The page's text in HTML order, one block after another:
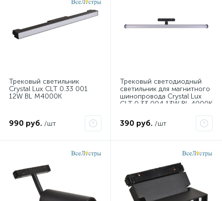
Трековый светильник
Crystal Lux CLT 0.33 001
12W BL M4000K
990 руб. /шт
Трековый светодиодный
светильник для магнитного
шинопровода Crystal Lux
CLT 0.33 004 13W BL 4000K
390 руб. /шт